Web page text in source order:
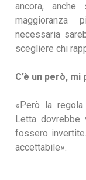
ancora,
maggioranza
necessaria
scegliere chi
C’è un però,
«Però la
Letta dovrebbe
fossero
accettabile».